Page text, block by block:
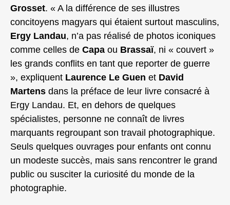
Grosset. « A la différence de ses illustres
concitoyens magyars qui étaient surtout masculins,
Ergy Landau, n’a pas réalisé de photos iconiques
comme celles de Capa ou Brassaï, ni « couvert »
les grands conflits en tant que reporter de guerre
», expliquent Laurence Le Guen et David
Martens dans la préface de leur livre consacré à
Ergy Landau. Et, en dehors de quelques
spécialistes, personne ne connaît de livres
marquants regroupant son travail photographique.
Seuls quelques ouvrages pour enfants ont connu
un modeste succès, mais sans rencontrer le grand
public ou susciter la curiosité du monde de la
photographie.